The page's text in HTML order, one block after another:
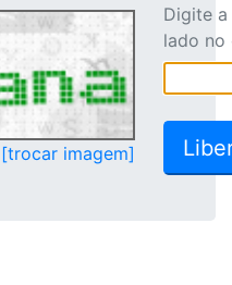
[trocar imagem]
Digite
lado no